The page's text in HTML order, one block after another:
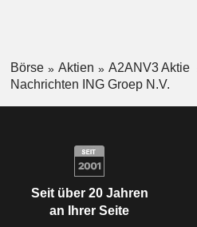
Börse Aktien
A2ANV3 Aktie
Nachrichten ING Groep N.V.
Seit über 20 Jahren
an Ihrer Seite